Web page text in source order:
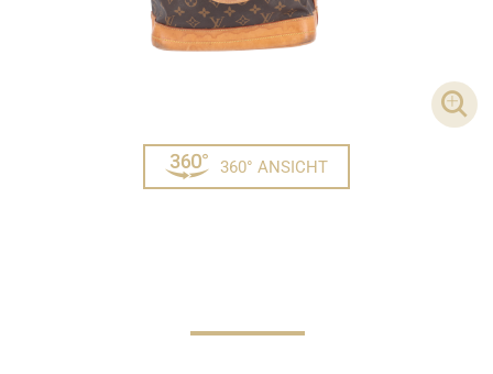
360° ANSICHT